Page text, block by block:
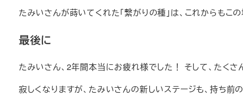
たみいさんが蒔いてくれた「繋がりの種」は、これからもこ
最後に
たみいさん、2年間本当にお疲れ様でした！ そして、たくさ
寂しくなりますが、たみいさんの新しいステージも、持ち前